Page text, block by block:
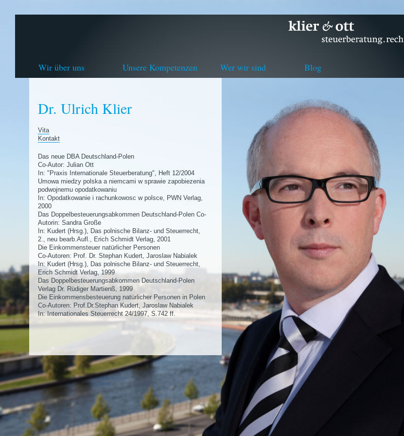
Wir über uns Unsere Kompetenzen Wer wir sind Blog
Dr. Ulrich Klier
Vita
Kontakt
Das neue DBA Deutschland-Polen
Co-Autor: Julian Ott
In: "Praxis Internationale Steuerberatung", Heft 12/2004
Umowa miedzy polska a niemcami w sprawie zapobiezenia
podwojnemu opodatkowaniu
In: Opodatkowanie i rachunkowosc w polsce, PWN Verlag,
2000
Das Doppelbesteuerungsabkommen Deutschland-Polen Co-
Autorin: Sandra Große
In: Kudert (Hrsg.), Das polnische Bilanz- und Steuerrecht,
2., neu bearb.Aufl., Erich Schmidt Verlag, 2001
Die Einkommensteuer natürlicher Personen
Co-Autoren: Prof. Dr. Stephan Kudert, Jaroslaw Nabialek
In: Kudert (Hrsg.), Das polnische Bilanz- und Steuerrecht,
Erich Schmidt Verlag, 1999
Das Doppelbesteuerungsabkommen Deutschland-Polen
Verlag Dr. Rüdiger Martienß, 1999
Die Einkommensbesteuerung natürlicher Personen in Polen
Co-Autoren: Prof.Dr.Stephan Kudert, Jaroslaw Nabialek
In: Internationales Steuerrecht 24/1997, S.742 ff.